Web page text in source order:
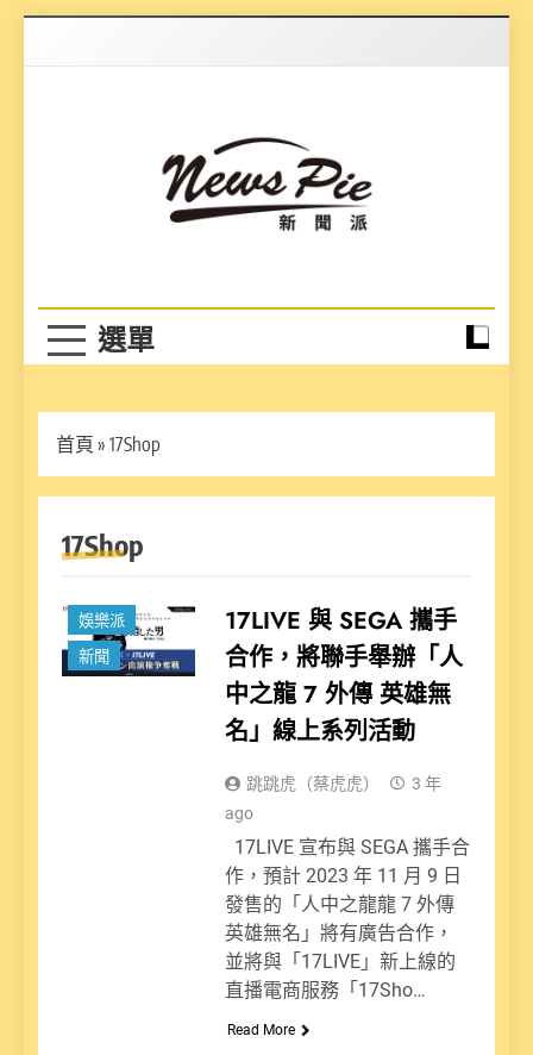
首頁 » 17Shop
17Shop
娛樂派
新聞
17LIVE 與 SEGA 攜手
合作，將聯手舉辦「人
中之龍 7 外傳 英雄無
名」線上系列活動
跳跳虎（蔡虎虎）
3 年
ago
17LIVE 宣布與 SEGA 攜手合
作，預計 2023 年 11 月 9 日
發售的「人中之龍龍 7 外傳
英雄無名」將有廣告合作，
並將與「17LIVE」新上線的
直播電商服務「17Sho…
Read More